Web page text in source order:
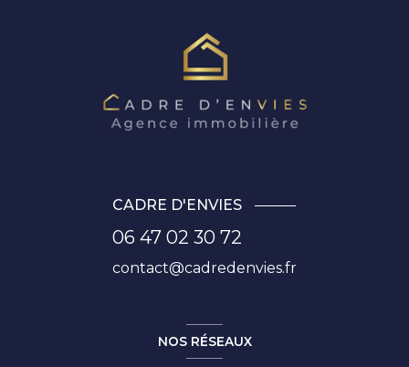
CADRE D'ENVIES
06 47 02 30 72
contact@cadredenvies.fr
NOS RÉSEAUX